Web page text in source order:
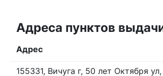
Адреса пунктов
Адрес
155331, Вичуга г, 50 лет Октября